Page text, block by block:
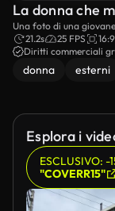
La donna che
Una foto di una
piedi all'aperto in un
ad interagire con la VR
21.2s 25 FPS
16:9
Diritti commerciali
donna esterni
Esplora i
ESCLUSIVO: -
"COVERR15"